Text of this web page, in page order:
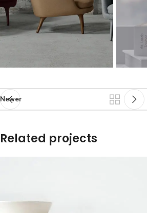
Newer
Related projects